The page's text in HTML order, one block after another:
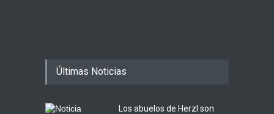
Últimas Noticias
Los abuelos de Herzl son